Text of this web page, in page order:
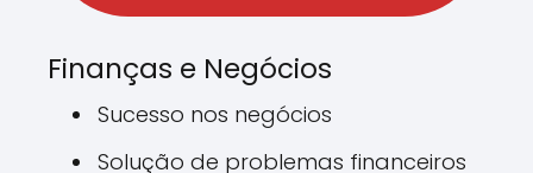
Finanças e Negócios
Sucesso nos negócios
Solução de problemas financeiros